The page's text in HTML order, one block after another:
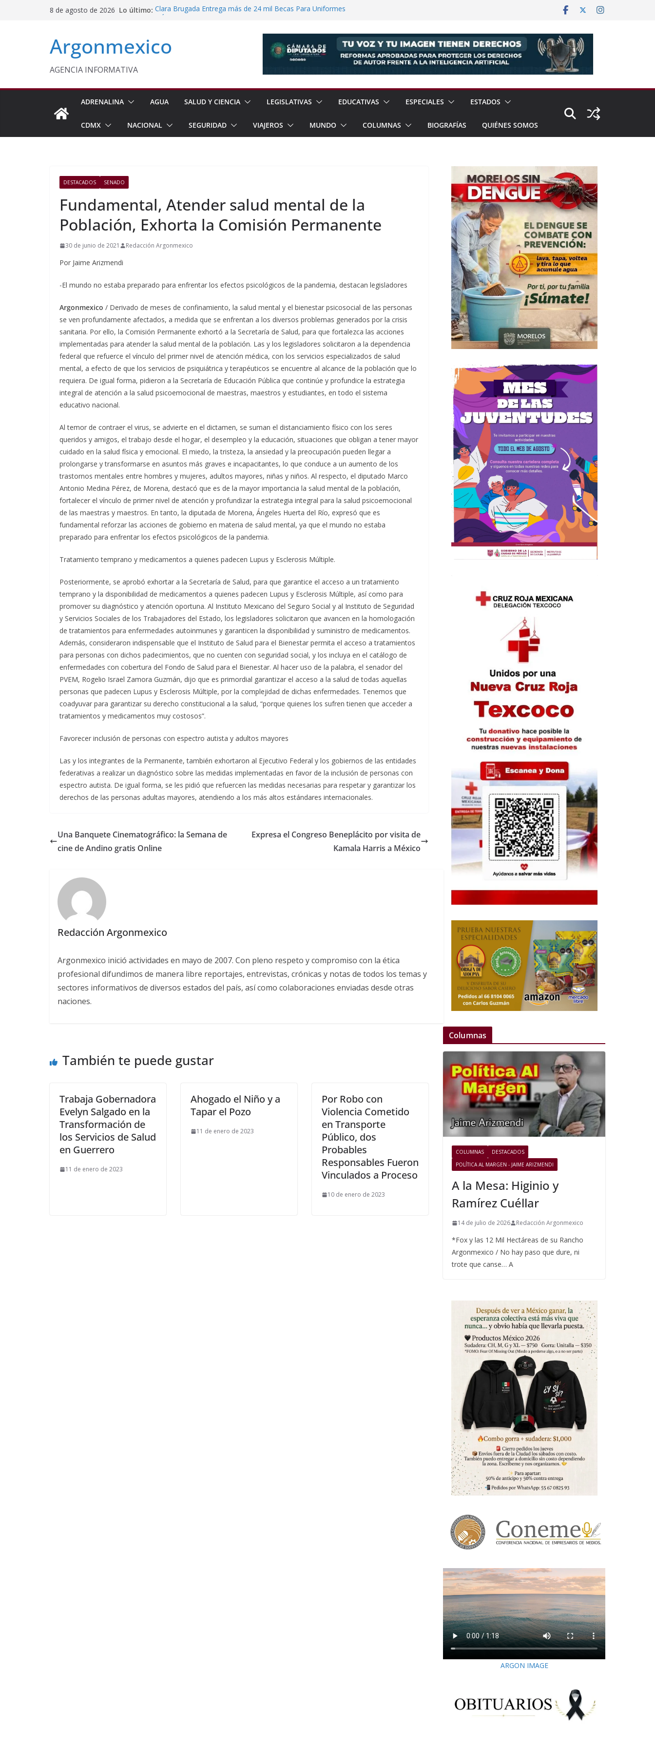
8 de agosto de 2026 Lo último: Clara Brugada Entrega más de 24 mil Becas Para Uniformes
Chimalhuacán
Sheinbaum Entrega Pensión Mujeres Bienestar a
y Perú
Argonmexico
AGENCIA INFORMATIVA
ADRENALINA AGUA SALUD Y CIENCIA LEGISLATIVAS EDUCATIVAS ESPECIALES ESTADOS
CDMX NACIONAL SEGURIDAD VIAJEROS MUNDO COLUMNAS BIOGRAFÍAS QUIÉNES SOMOS
DESTACADOS SENADO
Fundamental, Atender salud mental de la
Población, Exhorta la Comisión Permanente
30 de junio de 2021 Redacción Argonmexico
Por Jaime Arizmendi
-El mundo no estaba preparado para enfrentar los efectos psicológicos de la pandemia, destacan legisladores
Argonmexico / Derivado de meses de confinamiento, la salud mental y el bienestar psicosocial de las personas
se ven profundamente afectados, a medida que se enfrentan a los diversos problemas generados por la crisis
sanitaria. Por ello, la Comisión Permanente exhortó a la Secretaría de Salud, para que fortalezca las acciones
implementadas para atender la salud mental de la población. Las y los legisladores solicitaron a la dependencia
federal que refuerce el vínculo del primer nivel de atención médica, con los servicios especializados de salud
mental, a efecto de que los servicios de psiquiátrica y terapéuticos se encuentre al alcance de la población que lo
requiera. De igual forma, pidieron a la Secretaría de Educación Pública que continúe y profundice la estrategia
integral de atención a la salud psicoemocional de maestras, maestros y estudiantes, en todo el sistema
educativo nacional.
Al temor de contraer el virus, se advierte en el dictamen, se suman el distanciamiento físico con los seres
queridos y amigos, el trabajo desde el hogar, el desempleo y la educación, situaciones que obligan a tener mayor
cuidado en la salud física y emocional. El miedo, la tristeza, la ansiedad y la preocupación pueden llegar a
prolongarse y transformarse en asuntos más graves e incapacitantes, lo que conduce a un aumento de los
trastornos mentales entre hombres y mujeres, adultos mayores, niñas y niños. Al respecto, el diputado Marco
Antonio Medina Pérez, de Morena, destacó que es de la mayor importancia la salud mental de la población,
fortalecer el vínculo de primer nivel de atención y profundizar la estrategia integral para la salud psicoemocional
de las maestras y maestros. En tanto, la diputada de Morena, Ángeles Huerta del Río, expresó que es
fundamental reforzar las acciones de gobierno en materia de salud mental, ya que el mundo no estaba
preparado para enfrentar los efectos psicológicos de la pandemia.
Tratamiento temprano y medicamentos a quienes padecen Lupus y Esclerosis Múltiple.
Posteriormente, se aprobó exhortar a la Secretaría de Salud, para que garantice el acceso a un tratamiento
temprano y la disponibilidad de medicamentos a quienes padecen Lupus y Esclerosis Múltiple, así como para
promover su diagnóstico y atención oportuna. Al Instituto Mexicano del Seguro Social y al Instituto de Seguridad
y Servicios Sociales de los Trabajadores del Estado, los legisladores solicitaron que avancen en la homologación
de tratamientos para enfermedades autoinmunes y garanticen la disponibilidad y suministro de medicamentos.
Además, consideraron indispensable que el Instituto de Salud para el Bienestar permita el acceso a tratamientos
para personas con dichos padecimientos, que no cuenten con seguridad social, y los incluya en el catálogo de
enfermedades con cobertura del Fondo de Salud para el Bienestar. Al hacer uso de la palabra, el senador del
PVEM, Rogelio Israel Zamora Guzmán, dijo que es primordial garantizar el acceso a la salud de todas aquellas
personas que padecen Lupus y Esclerosis Múltiple, por la complejidad de dichas enfermedades. Tenemos que
coadyuvar para garantizar su derecho constitucional a la salud, “porque quienes los sufren tienen que acceder a
tratamientos y medicamentos muy costosos”.
Favorecer inclusión de personas con espectro autista y adultos mayores
Las y los integrantes de la Permanente, también exhortaron al Ejecutivo Federal y los gobiernos de las entidades
federativas a realizar un diagnóstico sobre las medidas implementadas en favor de la inclusión de personas con
espectro autista. De igual forma, se les pidió que refuercen las medidas necesarias para respetar y garantizar los
derechos de las personas adultas mayores, atendiendo a los más altos estándares internacionales.
Una Banquete Cinematográfico: la Semana de
cine de Andino gratis Online
Expresa el Congreso Beneplácito por visita de
Kamala Harris a México
Redacción Argonmexico
Argonmexico inició actividades en mayo de 2007. Con pleno respeto y compromiso con la ética
profesional difundimos de manera libre reportajes, entrevistas, crónicas y notas de todos los temas y
sectores informativos de diversos estados del país, así como colaboraciones enviadas desde otras
naciones.
También te puede gustar
Trabaja Gobernadora
Evelyn Salgado en la
Transformación de
los Servicios de Salud
en Guerrero
11 de enero de 2023
Ahogado el Niño y a
Tapar el Pozo
11 de enero de 2023
Por Robo con
Violencia Cometido
en Transporte
Público, dos
Probables
Responsables Fueron
Vinculados a Proceso
10 de enero de 2023
Columnas
COLUMNAS
DESTACADOS
POLÍTICA AL MARGEN - JAIME ARIZMENDI
A la Mesa: Higinio y
Ramírez Cuéllar
14 de julio de 2026 Redacción Argonmexico
*Fox y las 12 Mil Hectáreas de su Rancho
Argonmexico / No hay paso que dure, ni
trote que canse… A
ARGON IMAGE